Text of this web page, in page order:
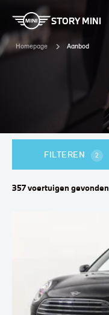
STORY MINI
Homepage Aanbod
FILTEREN 2
357voertuigen gevonden